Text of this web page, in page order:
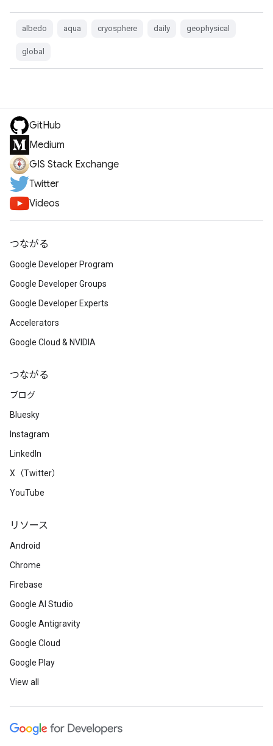
albedo aqua cryosphere daily geophysical
global
GitHub
Medium
GIS Stack Exchange
Twitter
Videos
つながる
Google Developer Program
Google Developer Groups
Google Developer Experts
Accelerators
Google Cloud & NVIDIA
つながる
ブログ
Bluesky
Instagram
LinkedIn
X（Twitter）
YouTube
リソース
Android
Chrome
Firebase
Google AI Studio
Google Antigravity
Google Cloud
Google Play
View all